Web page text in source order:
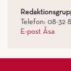
Telefon: 08-32
E-post Åsa